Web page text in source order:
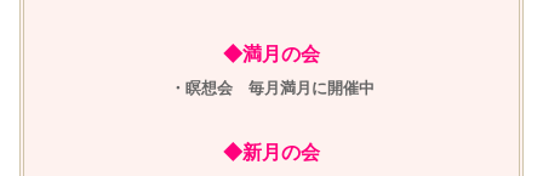
◆満月の会
・瞑想会 毎月満月に開催中
◆新月の会